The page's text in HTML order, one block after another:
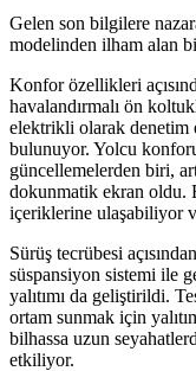
Gelen son bilgilere
modelinden ilham alan
Konfor özellikleri
havalandırmalı ön
elektrikli olarak denetim
bulunuyor. Yolcu
güncellemelerden biri,
dokunmatik ekran oldu.
içeriklerine ulaşabiliyor
Sürüş tecrübesi
süspansiyon sistemi ile
yalıtımı da geliştirildi.
ortam sunmak için
bilhassa uzun
etkiliyor.